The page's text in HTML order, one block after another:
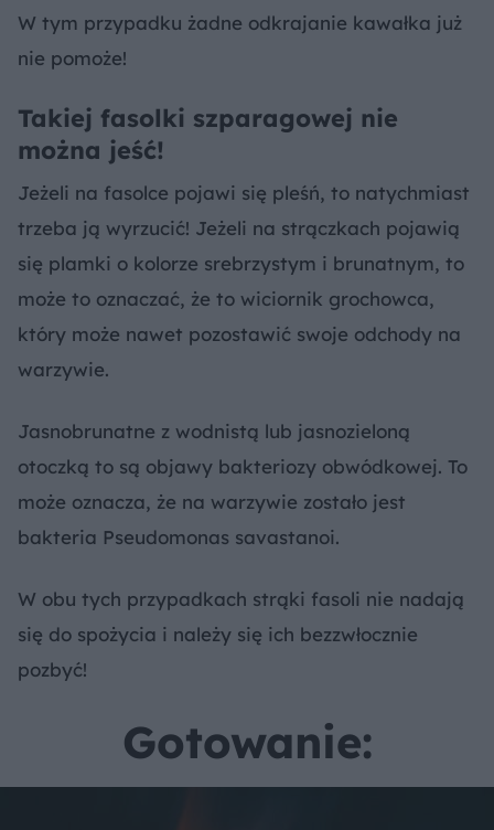
W tym przypadku żadne odkrajanie kawałka już
nie pomoże!
Takiej fasolki szparagowej nie
można jeść!
Jeżeli na fasolce pojawi się pleśń, to natychmiast
trzeba ją wyrzucić! Jeżeli na strączkach pojawią
się plamki o kolorze srebrzystym i brunatnym, to
może to oznaczać, że to wiciornik grochowca,
który może nawet pozostawić swoje odchody na
warzywie.
Jasnobrunatne z wodnistą lub jasnozieloną
otoczką to są objawy bakteriozy obwódkowej. To
może oznacza, że na warzywie zostało jest
bakteria Pseudomonas savastanoi.
W obu tych przypadkach strąki fasoli nie nadają
się do spożycia i należy się ich bezzwłocznie
pozbyć!
Gotowanie: